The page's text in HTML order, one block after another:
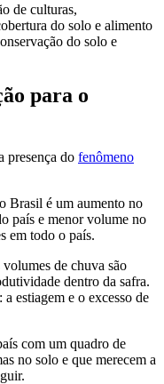
de culturas,
do solo e alimento
do solo e
para o
presença do fenômeno
Brasil é um aumento no
país e menor volume no
em todo o país.
de chuva são
dentro da safra.
estiagem e o excesso de
com um quadro de
no solo e que merecem a